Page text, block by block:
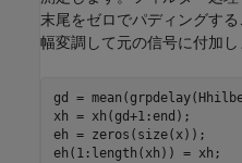
末尾をゼロでパディングす
幅変調して元の信号に付加し
gd =
xh = xh(gd+1:end);
eh = zeros(size(x));
eh(1:length(xh)) = xh;